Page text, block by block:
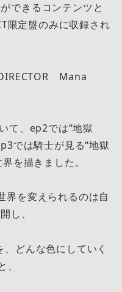
できるコンテンツと
限定盤のみに収録され
Mana
て、ep2では“地獄
では騎士が見る“地獄
を描きました。
界を変えられるのは自
し、
どんな色にしていく